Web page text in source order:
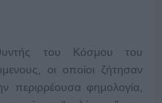
του Κόσμου του
οι οποίοι ζήτησαν
περιρρέουσα φημολογία,